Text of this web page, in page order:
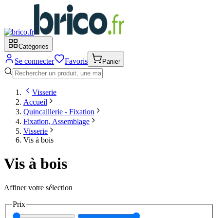
Catégories
Se connecter Favoris Panier
Visserie
Accueil
Quincaillerie - Fixation
Fixation, Assemblage
Visserie
Vis à bois
Vis à bois
Affiner votre sélection
Prix